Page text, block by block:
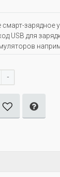
зарядное
USB для
-